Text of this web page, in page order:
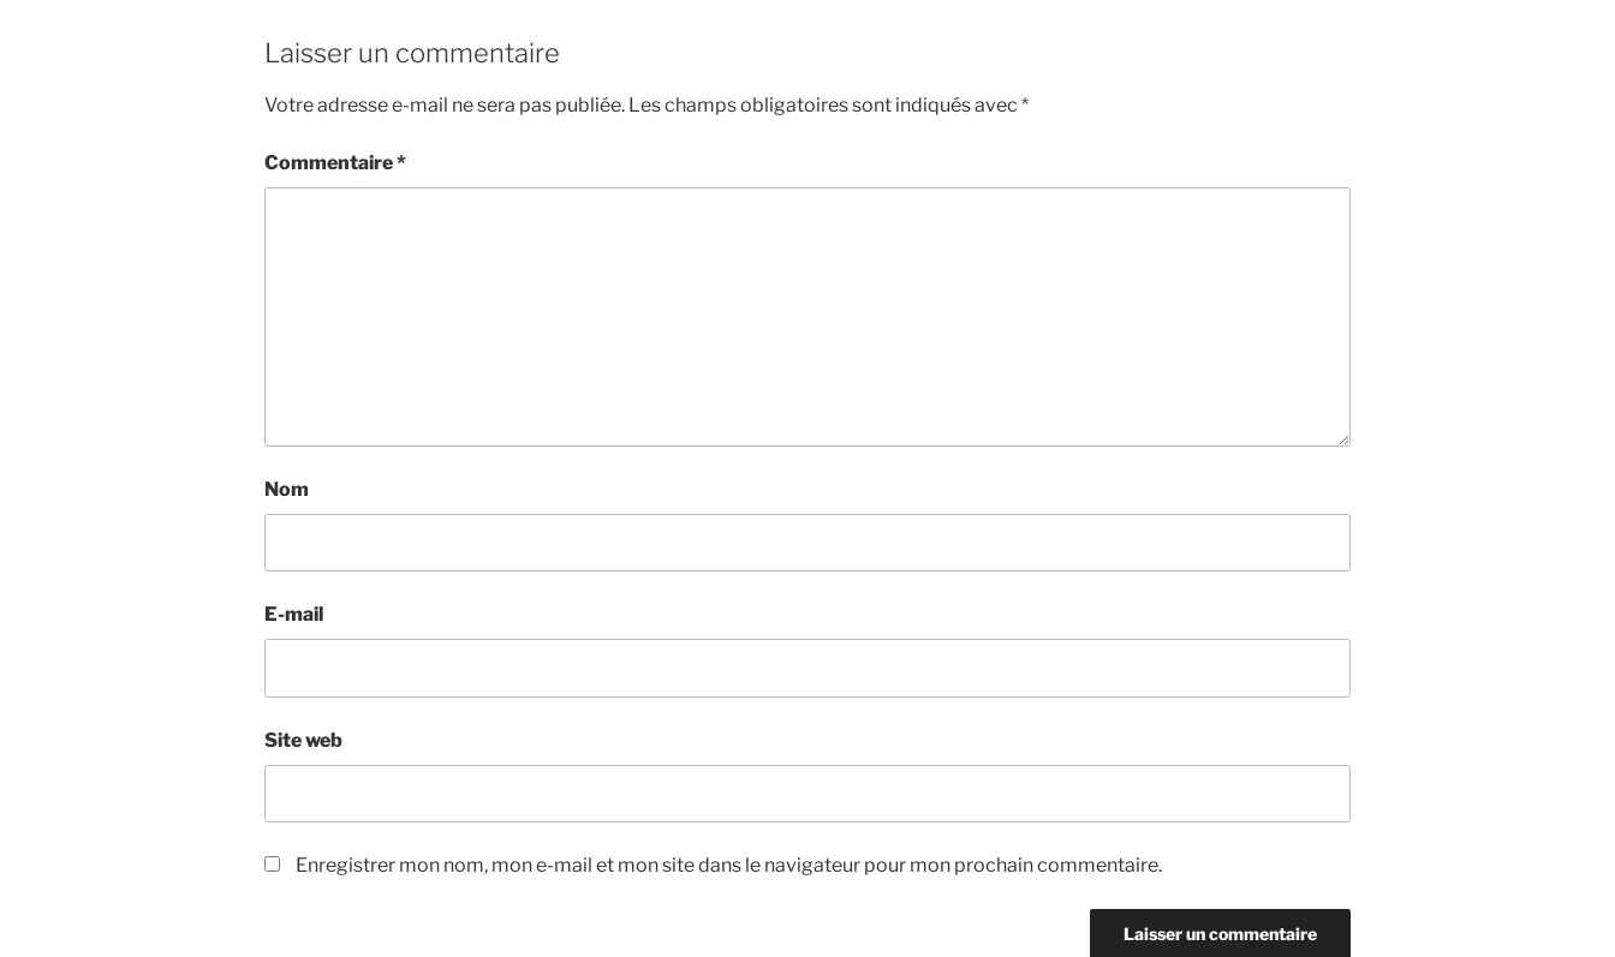
Laisser un commentaire
Votre adresse e-mail ne sera pas publiée. Les champs obligatoires sont indiqués avec *
Commentaire*
Nom
E-mail
Site web
Enregistrer mon nom, mon e-mail et mon site dans le navigateur pour mon prochain commentaire.